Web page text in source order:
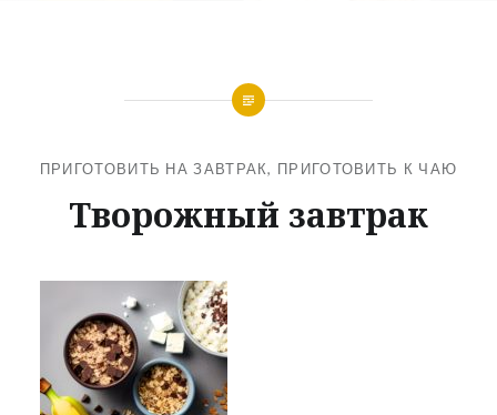
ПРИГОТОВИТЬ НА ЗАВТРАК, ПРИГОТОВИТЬ К ЧАЮ
Творожный завтрак